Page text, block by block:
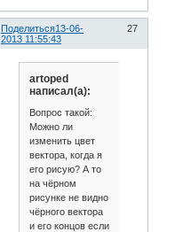
Поделиться 27
13-06-
2013 11:55:43
artoped
написал(а):
Вопрос такой:
Можно ли
изменить цвет
вектора, когда я
его рисую? А то
на чёрном
рисунке не видно
чёрного вектора
и его концов если